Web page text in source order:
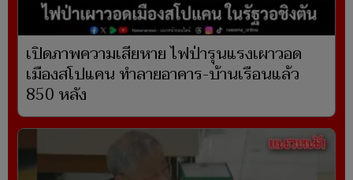
เปิดภาพความเสียหาย ไฟป่ารุนแรงเผาวอด
เมืองสโปแคน ทำลายอาคาร-บ้านเรือนแล้ว
850 หลัง